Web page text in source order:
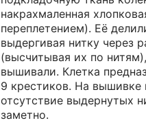
накрахмаленная
переплетением). Её
выдергивая нитку через
(высчитывая их по
вышивали. Клетка
9 крестиков. На вышивке
отсутствие выдернутых
заметно.